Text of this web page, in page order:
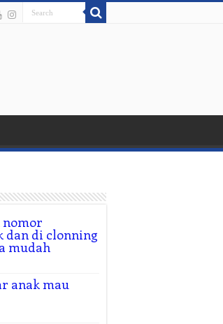
nomor
dan di clonning
mudah
anak mau